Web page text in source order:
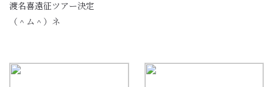
渡名喜遠征ツアー決定
（＾ム＾）ネ